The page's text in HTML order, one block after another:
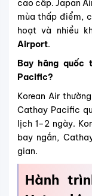
Hành
Theo thông tin từ
(JNTO) và dữ liệu
(KMJ)hoặc Sân
tàu JR Kyushu
Nhật Bản (JCAB)
nên phần lớn
biến tại Tokyo
Fukuoka.